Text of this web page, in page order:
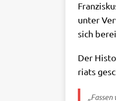
unter
sich
Der
ri­ats